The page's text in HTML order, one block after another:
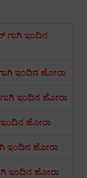
ಗಾಗಿ ಇಂದಿನ
ಇಂದಿನ ಹೋರಾ
ಇಂದಿನ ಹೋರಾ
ಇಂದಿನ ಹೋರಾ
ಇಂದಿನ ಹೋರಾ
ಇಂದಿನ ಹೋರಾ